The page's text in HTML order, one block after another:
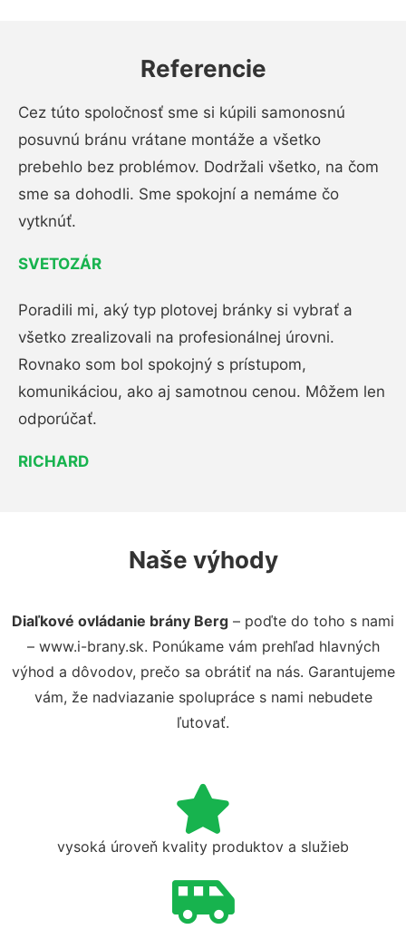
Referencie
Cez túto spoločnosť sme si kúpili samonosnú
posuvnú bránu vrátane montáže a všetko
prebehlo bez problémov. Dodržali všetko, na čom
sme sa dohodli. Sme spokojní a nemáme čo
vytknúť.
SVETOZÁR
Poradili mi, aký typ plotovej bránky si vybrať a
všetko zrealizovali na profesionálnej úrovni.
Rovnako som bol spokojný s prístupom,
komunikáciou, ako aj samotnou cenou. Môžem len
odporúčať.
RICHARD
Naše výhody
Diaľkové ovládanie brány Berg – poďte do toho s nami
– www.i-brany.sk. Ponúkame vám prehľad hlavných
výhod a dôvodov, prečo sa obrátiť na nás. Garantujeme
vám, že nadviazanie spolupráce s nami nebudete
ľutovať.
vysoká úroveň kvality produktov a služieb